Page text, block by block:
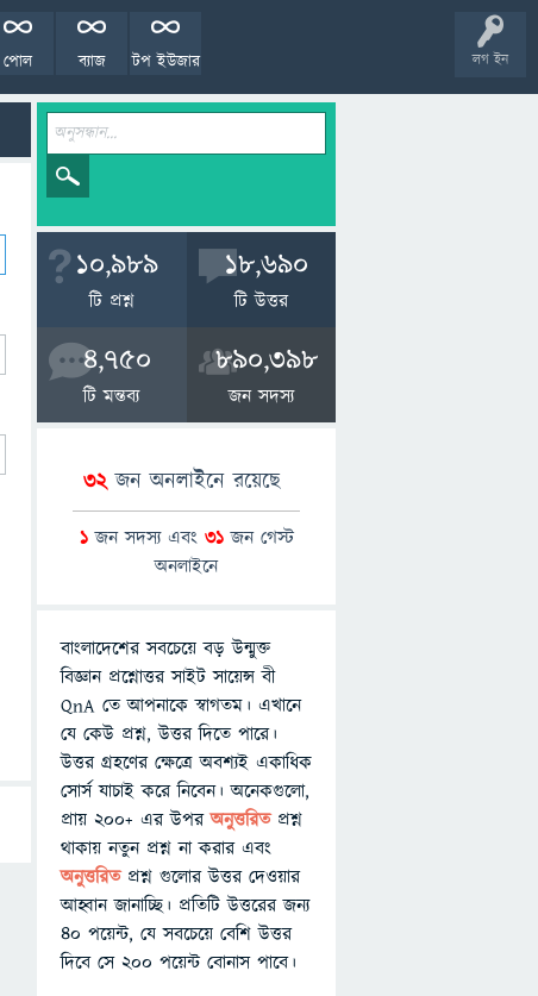
লগ ইন
টপ ইউজার
ব্যাজ
পোল
10,989
টি প্রশ্ন
18,690
টি উত্তর
4,750
টি মন্তব্য
890,398
জন সদস্য
32জন অনলাইনে রয়েছে
1জন সদস্য এবং 31জন গেস্ট
অনলাইনে
বাংলাদেশের সবচেয়ে বড় উন্মুক্ত
বিজ্ঞান প্রশ্নোত্তর সাইট সায়েন্স বী
QnA তে আপনাকে স্বাগতম। এখানে
যে কেউ প্রশ্ন, উত্তর দিতে পারে।
উত্তর গ্রহণের ক্ষেত্রে অবশ্যই একাধিক
সোর্স যাচাই করে নিবেন। অনেকগুলো,
প্রায় ২০০+ এর উপরঅনুত্তরিতপ্রশ্ন
থাকায় নতুন প্রশ্ন না করার এবং
অনুত্তরিত প্রশ্ন গুলোর উত্তর দেওয়ার
আহ্বান জানাচ্ছি। প্রতিটি উত্তরের জন্য
৪০ পয়েন্ট, যে সবচেয়ে বেশি উত্তর
দিবে সে ২০০ পয়েন্ট বোনাস পাবে।